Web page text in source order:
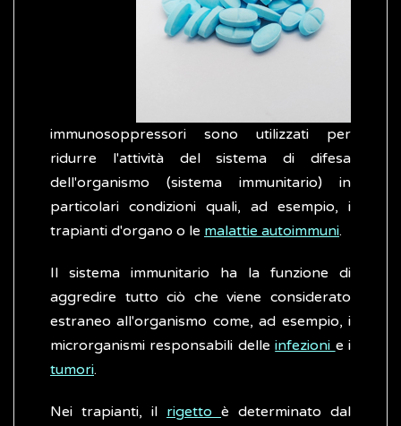
immunosoppressori sono utilizzati per
ridurre l'attività del sistema di difesa
dell'organismo (sistema immunitario) in
particolari condizioni quali, ad esempio, i
trapianti d'organo o le malattie autoimmuni.
Il sistema immunitario ha la funzione di
aggredire tutto ciò che viene considerato
estraneo all'organismo come, ad esempio, i
microrganismi responsabili delleinfezioni e i
tumori.
Nei trapianti, il rigetto è determinato dal